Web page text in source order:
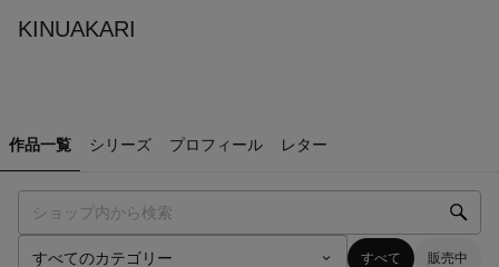
KINUAKARI
作品一覧 シリーズ プロフィール レター
すべて 販売中